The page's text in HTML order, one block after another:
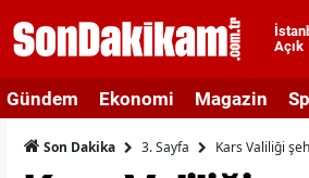
Açık
Gündem Ekonomi Magazin
Son Dakika 3. Sayfa Kars Valiliği